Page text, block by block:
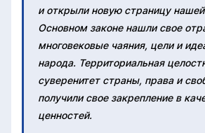
и открыли новую страницу
Основном законе нашли свое
многовековые чаяния, цели и
народа. Территориальная
суверенитет страны, права и
получили свое закрепление в
ценностей.